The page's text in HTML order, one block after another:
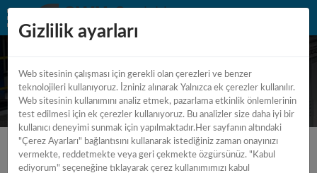
CNC - Lathe
Gizlilik ayarları
Web sitesinin çalışması için gerekli olan çerezleri ve benzer
teknolojileri kullanıyoruz. İzniniz alınarak Yalnızca ek çerezler kullanılır.
Web sitesinin kullanımını analiz etmek, pazarlama etkinlik önlemlerinin
test edilmesi için ek çerezler kullanıyoruz. Bu analizler size daha iyi bir
kullanıcı deneyimi sunmak için yapılmaktadır.Her sayfanın altındaki
"Çerez Ayarları" bağlantısını kullanarak istediğiniz zaman onayınızı
vermekte, reddetmekte veya geri çekmekte özgürsünüz. "Kabul
ediyorum" seçeneğine tıklayarak çerez kullanımımızı kabul